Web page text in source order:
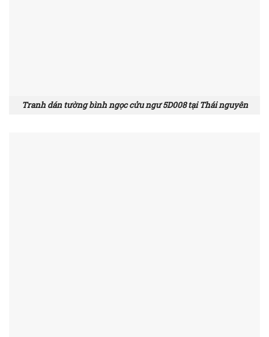
Tranh dán tường bình ngọc cửu ngư 5D008 tại Thái nguyên